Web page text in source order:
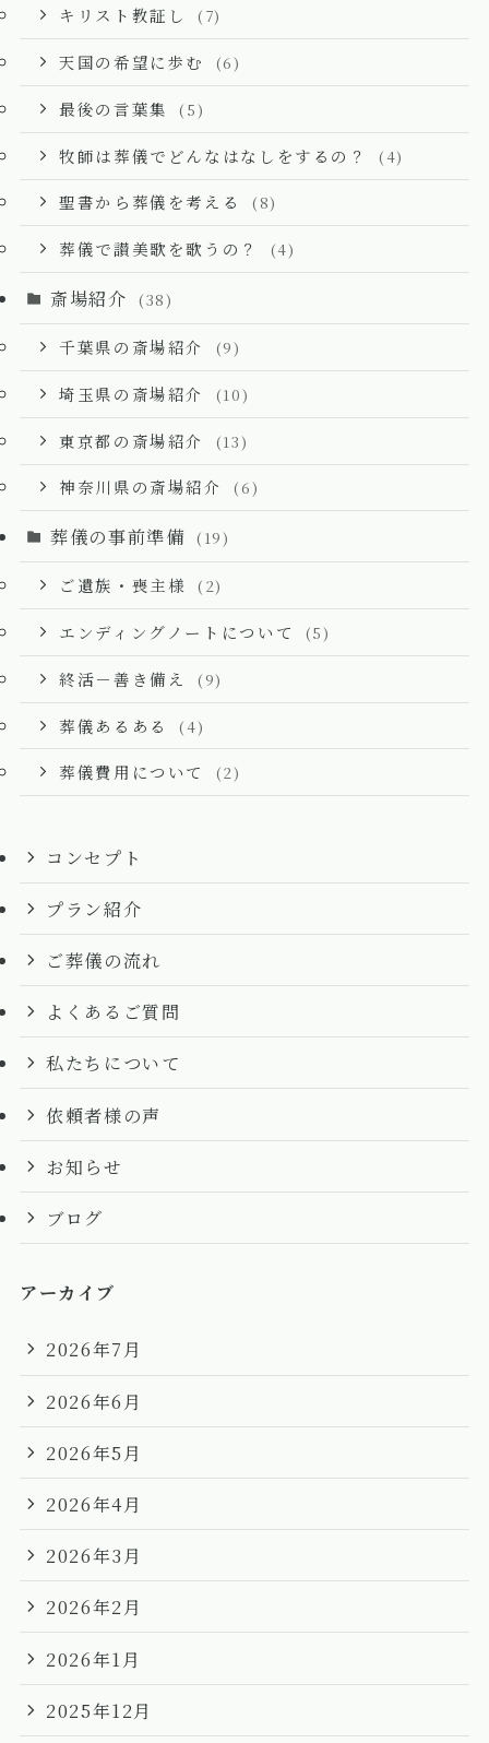
キリスト教証し (7)
天国の希望に歩む (6)
最後の言葉集 (5)
牧師は葬儀でどんなはなしをするの？ (4)
聖書から葬儀を考える (8)
葬儀で讃美歌を歌うの？ (4)
斎場紹介 (38)
千葉県の斎場紹介 (9)
埼玉県の斎場紹介 (10)
東京都の斎場紹介 (13)
神奈川県の斎場紹介 (6)
葬儀の事前準備 (19)
ご遺族・喪主様 (2)
エンディングノートについて (5)
終活－善き備え (9)
葬儀あるある (4)
葬儀費用について (2)
コンセプト
プラン紹介
ご葬儀の流れ
よくあるご質問
私たちについて
依頼者様の声
お知らせ
ブログ
アーカイブ
2026年7月
2026年6月
2026年5月
2026年4月
2026年3月
2026年2月
2026年1月
2025年12月